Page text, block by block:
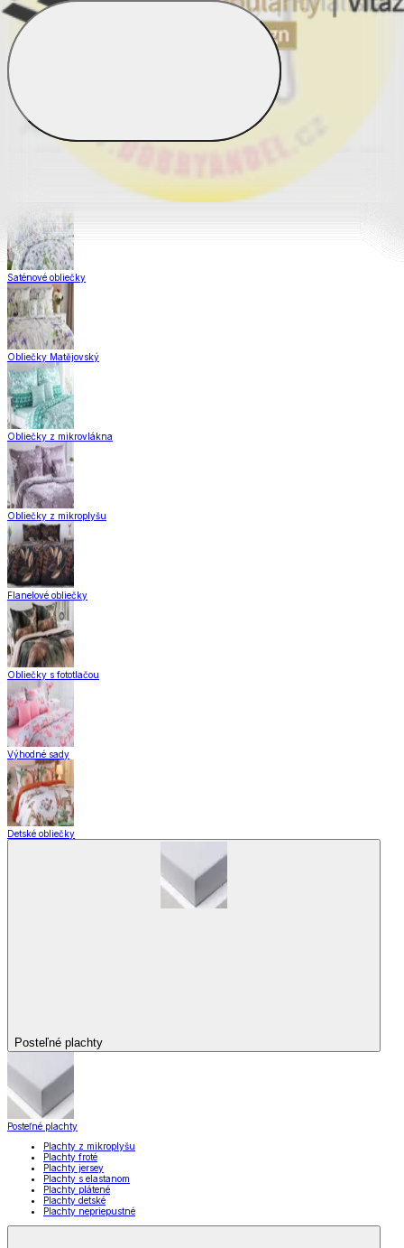
Obliečky Dual Feel®
Obliečky z hladkej bavlny
Saténové obliečky
Obliečky Matějovský
Obliečky z mikrovlákna
Obliečky z mikroplyšu
Flanelové obliečky
Obliečky s fototlačou
Výhodné sady
Detské obliečky
Posteľné plachty
Posteľné plachty
Plachty z mikroplyšu
Plachty froté
Plachty jersey
Plachty s elastanom
Plachty plátené
Plachty detské
Plachty nepriepustné